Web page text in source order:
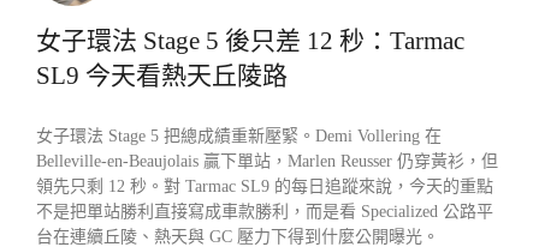
女子環法 Stage 5 後只差 12 秒：Tarmac
SL9 今天看熱天丘陵路
女子環法 Stage 5 把總成績重新壓緊。Demi Vollering 在
Belleville-en-Beaujolais 贏下單站，Marlen Reusser 仍穿黃衫，但
領先只剩 12 秒。對 Tarmac SL9 的每日追蹤來說，今天的重點
不是把單站勝利直接寫成車款勝利，而是看 Specialized 公路平
台在連續丘陵、熱天與 GC 壓力下得到什麼公開曝光。